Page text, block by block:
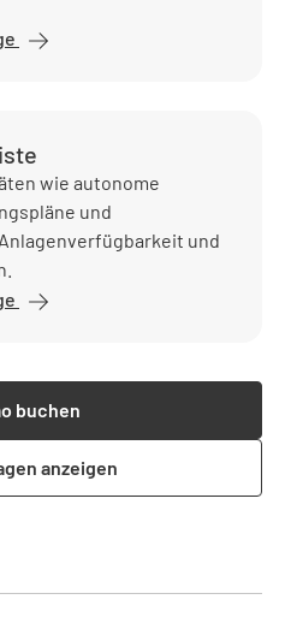
wie autonome
und
und
buchen
anzeigen